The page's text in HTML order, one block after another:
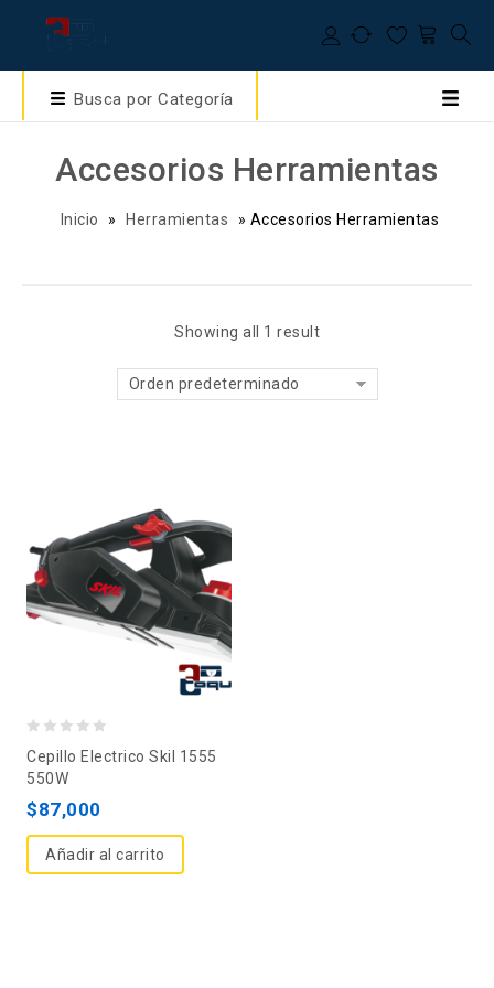
Busca por Categoría
Accesorios Herramientas
Inicio » Herramientas » Accesorios Herramientas
Showing all 1 result
Orden predeterminado
out
of
Cepillo Electrico Skil 1555
550W
$87,000
Añadir al carrito